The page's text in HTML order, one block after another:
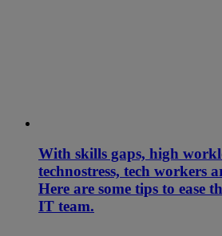
With skills gaps, high
technostress, tech workers
Here are some tips to ease
IT team.